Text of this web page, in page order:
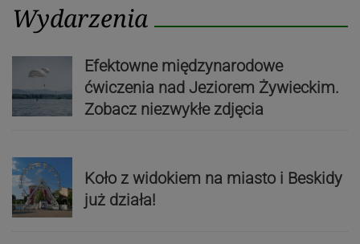
Wydarzenia
Efektowne międzynarodowe
ćwiczenia nad Jeziorem Żywieckim.
Zobacz niezwykłe zdjęcia
Koło z widokiem na miasto i Beskidy
już działa!